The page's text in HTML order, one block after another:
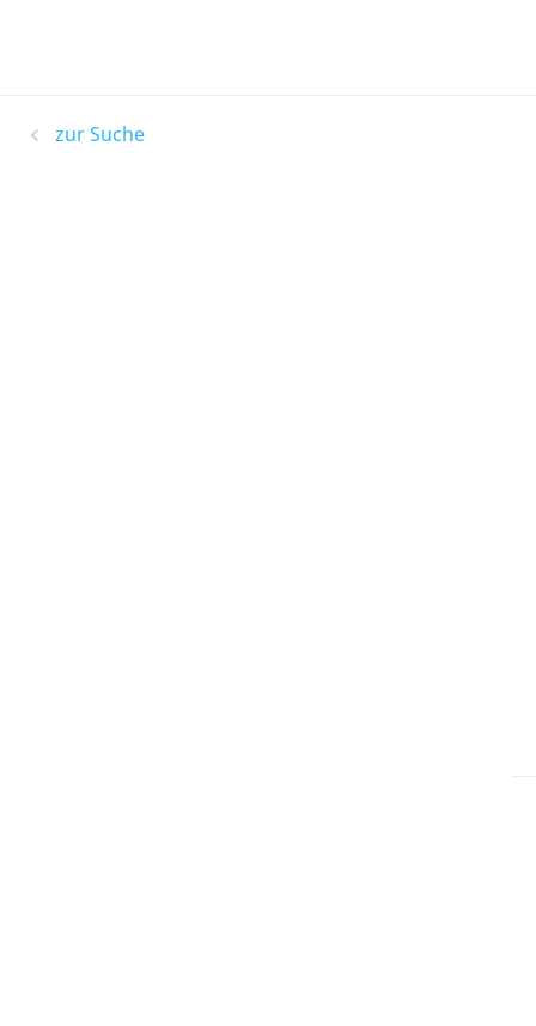
zur Suche